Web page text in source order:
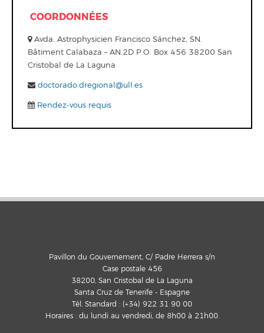
COORDONNÉES
Avda. Astrophysicien Francisco Sánchez, SN.
Bâtiment Calabaza – AN.2D P.O. Box 456 38200 San
Cristobal de La Laguna
doctorado.dregional@ull.es
Rendez-vous requis
Pavillon du Gouvernement, C/ Padre Herrera s/n
Case postale 456
38200, San Cristobal de La Laguna
Santa Cruz de Tenerife - Espagne
Tél. Standard : (+34) 922 31 90 00
Horaires : du lundi au vendredi, de 8h00 à 21h00.